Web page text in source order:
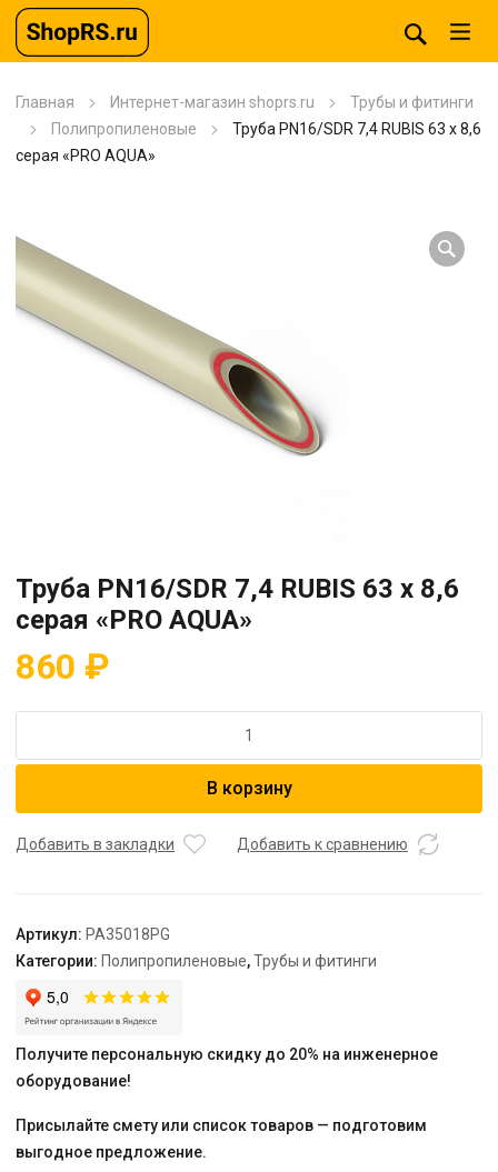
Главная Интернет-магазин shoprs.ru
Трубы и фитинги
Полипропиленовые
Труба PN16/SDR 7,4 RUBIS 63 x 8,6
серая «PRO AQUA»
Труба PN16/SDR 7,4 RUBIS 63 x 8,6
серая «PRO AQUA»
860 ₽
Труба
RUBIS
серая
"PRO
AQUA"
В корзину
Добавить в закладки Добавить к сравнению
Артикул: PA35018PG
Категории: Полипропиленовые,Трубы и фитинги
Получите персональную скидку до 20% на инженерное
оборудование!
Присылайте смету или список товаров — подготовим
выгодное предложение.